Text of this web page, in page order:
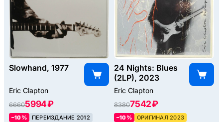
Slowhand, 1977
Eric Clapton
66605994 ₽
–10%
ПЕРЕИЗДАНИЕ 2012
24 Nights: Blues
(2LP), 2023
Eric Clapton
83807542 ₽
–10%
ОРИГИНАЛ 2023